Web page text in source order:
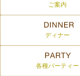
ご案内
ディナー
各種パーティー